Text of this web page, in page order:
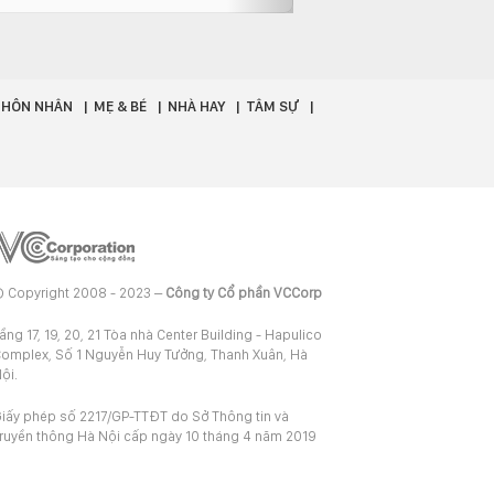
NHÂN MẸ & BÉ NHÀ HAY TÂM SỰ
Copyright 2008 - 2023 – Công ty Cổ phần VCCorp
17, 19, 20, 21 Tòa nhà Center Building - Hapulico
Số 1 Nguyễn Huy Tưởng, Thanh Xuân, Hà
phép số 2217/GP-TTĐT do Sở Thông tin và
thông Hà Nội cấp ngày 10 tháng 4 năm 2019